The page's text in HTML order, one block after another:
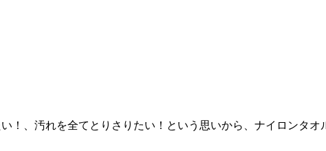
！、汚れを全てとりさりたい！という思いから、ナイロンタ